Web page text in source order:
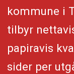
kommune i
tilbyr
papiravis
sider per